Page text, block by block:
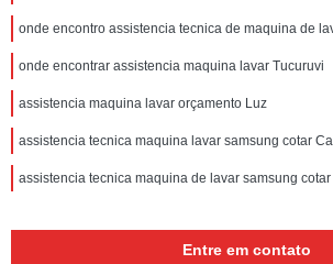
onde encontro assistencia tecnica de maquina de
onde encontrar assistencia maquina lavar Tucuruvi
assistencia maquina lavar orçamento Luz
assistencia tecnica maquina lavar samsung cotar
assistencia tecnica maquina de lavar samsung cotar
Entre em contato